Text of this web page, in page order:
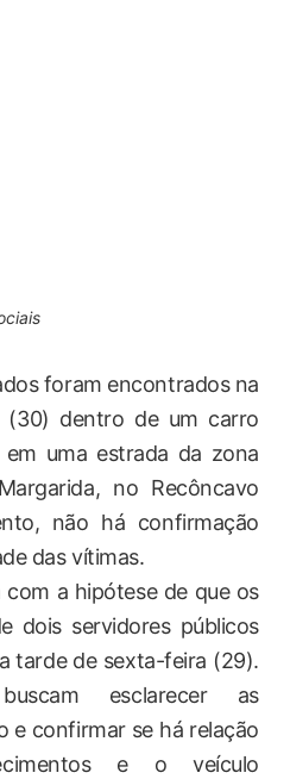
foram encontrados na
(30) dentro de um carro
uma estrada da zona
no Recôncavo
não há confirmação
das vítimas.
com a hipótese de que os
dois servidores públicos
tarde de sexta-feira (29).
esclarecer as
e confirmar se há relação
e o veículo